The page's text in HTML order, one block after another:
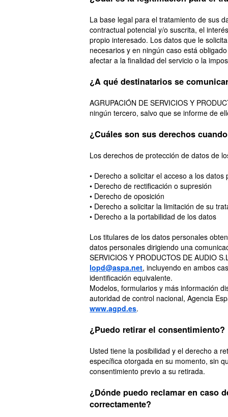
La base legal para el tratamiento de sus
contractual potencial y/o suscrita, el
propio interesado. Los datos que le
necesarios y en ningún caso está
afectar a la finalidad del servicio o la
¿A qué destinatarios se
AGRUPACIÓN DE SERVICIOS Y
ningún tercero, salvo que se informe de
¿Cuáles son sus derechos
Los derechos de protección de datos de
• Derecho a solicitar el acceso a los
• Derecho de rectificación o supresión
• Derecho de oposición
• Derecho a solicitar la limitación de su
• Derecho a la portabilidad de los datos
Los titulares de los datos personales
datos personales dirigiendo una
SERVICIOS Y PRODUCTOS DE AUDIO
lopd@aspa.net, incluyendo en ambos
identificación equivalente.
Modelos, formularios y más información
autoridad de control nacional, Agencia
www.agpd.es.
¿Puedo retirar el consentimiento?
Usted tiene la posibilidad y el derecho a
específica otorgada en su momento, sin
consentimiento previo a su retirada.
¿Dónde puedo reclamar en caso
correctamente?